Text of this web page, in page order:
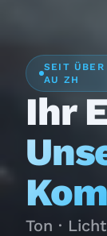
SEIT
AU ZH
Ihr
Ton ·